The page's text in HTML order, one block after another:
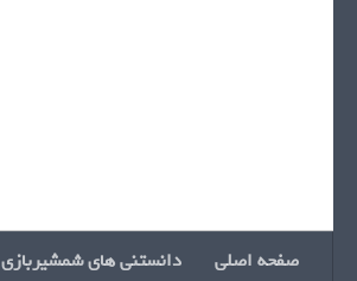
صفحه اصلی دانستنی های شمشیربازی